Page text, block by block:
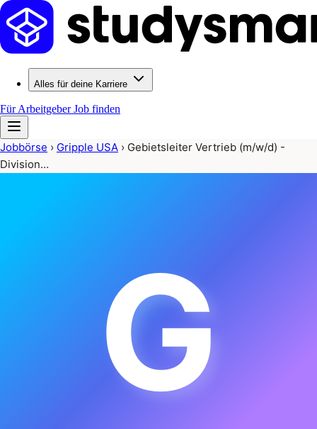
Alles für deine Karriere
Für ArbeitgeberJob finden
Jobbörse › Gripple USA › Gebietsleiter Vertrieb (m/w/d) -
Division…
G